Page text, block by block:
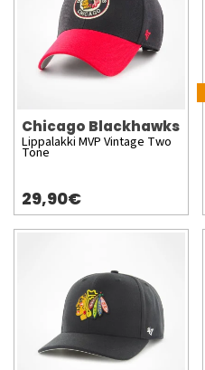
Chicago Blackhawks
Lippalakki MVP Vintage Two
Tone
29,90€